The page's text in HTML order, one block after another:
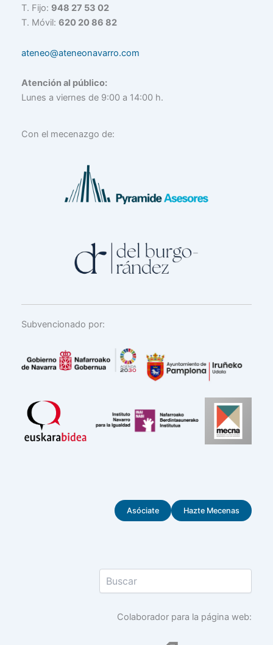
T. Fijo: 948 27 53 02
T. Móvil: 620 20 86 82
ateneo@ateneonavarro.com
Atención al público:
Lunes a viernes de 9:00 a 14:00 h.
Con el mecenazgo de:
Subvencionado por:
Asóciate Hazte Mecenas
Colaborador para la página web: